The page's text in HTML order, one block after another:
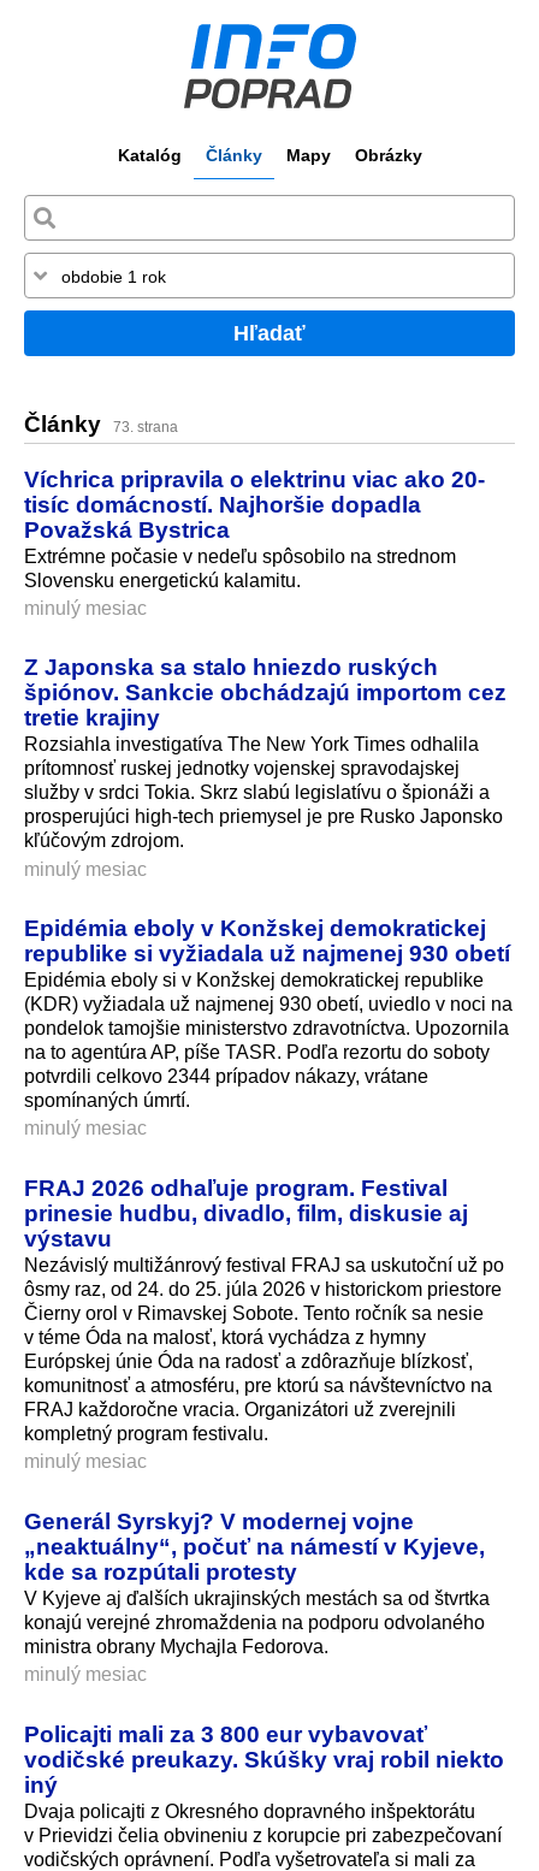
Katalóg Články Mapy Obrázky
Hľadať
Články 73. strana
Víchrica pripravila o elektrinu viac ako 20-
tisíc domácností. Najhoršie dopadla
Považská Bystrica
Extrémne počasie v nedeľu spôsobilo na strednom
Slovensku energetickú kalamitu.
minulý mesiac
Z Japonska sa stalo hniezdo ruských
špiónov. Sankcie obchádzajú importom cez
tretie krajiny
Rozsiahla investigatíva The New York Times odhalila
prítomnosť ruskej jednotky vojenskej spravodajskej
služby v srdci Tokia. Skrz slabú legislatívu o špionáži a
prosperujúci high-tech priemysel je pre Rusko Japonsko
kľúčovým zdrojom.
minulý mesiac
Epidémia eboly v Konžskej demokratickej
republike si vyžiadala už najmenej 930 obetí
Epidémia eboly si v Konžskej demokratickej republike
(KDR) vyžiadala už najmenej 930 obetí, uviedlo v noci na
pondelok tamojšie ministerstvo zdravotníctva. Upozornila
na to agentúra AP, píše TASR. Podľa rezortu do soboty
potvrdili celkovo 2344 prípadov nákazy, vrátane
spomínaných úmrtí.
minulý mesiac
FRAJ 2026 odhaľuje program. Festival
prinesie hudbu, divadlo, film, diskusie aj
výstavu
Nezávislý multižánrový festival FRAJ sa uskutoční už po
ôsmy raz, od 24. do 25. júla 2026 v historickom priestore
Čierny orol v Rimavskej Sobote. Tento ročník sa nesie
v téme Óda na malosť, ktorá vychádza z hymny
Európskej únie Óda na radosť a zdôrazňuje blízkosť,
komunitnosť a atmosféru, pre ktorú sa návštevníctvo na
FRAJ každoročne vracia. Organizátori už zverejnili
kompletný program festivalu.
minulý mesiac
Generál Syrskyj? V modernej vojne
„neaktuálny“, počuť na námestí v Kyjeve,
kde sa rozpútali protesty
V Kyjeve aj ďalších ukrajinských mestách sa od štvrtka
konajú verejné zhromaždenia na podporu odvolaného
ministra obrany Mychajla Fedorova.
minulý mesiac
Policajti mali za 3 800 eur vybavovať
vodičské preukazy. Skúšky vraj robil niekto
iný
Dvaja policajti z Okresného dopravného inšpektorátu
v Prievidzi čelia obvineniu z korupcie pri zabezpečovaní
vodičských oprávnení. Podľa vyšetrovateľa si mali za